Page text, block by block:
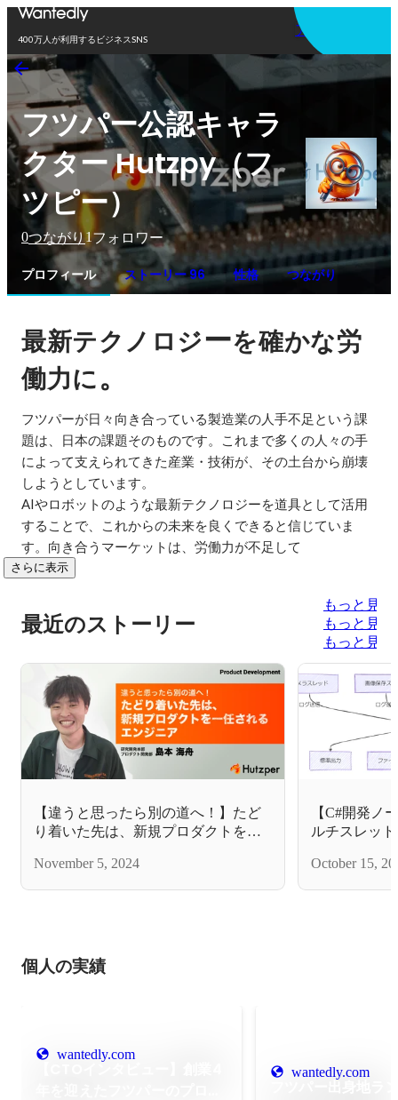
400万人が利用するビジネスSNS
アプリを使う
フツパー公認キャラ
クター Hutzpy（フ
ツピー）
0つながり1フォロワー
プロフィール ストーリー 96 性格 つながり
最新テクノロジーを確かな労
働力に。
フツパーが日々向き合っている製造業の人手不足という課
題は、日本の課題そのものです。これまで多くの人々の手
によって支えられてきた産業・技術が、その土台から崩壊
しようとしています。
AIやロボットのような最新テクノロジーを道具として活用
することで、これからの未来を良くできると信じていま
す。向き合うマーケットは、労働力が不足して
さらに表示
最近のストーリー
もっと見る
もっと見る
もっと見る
【違うと思ったら別の道へ！】たど
り着いた先は、新規プロダクトを一
November 5, 2024
【C#開発ノ
ルチスレッ
October 15,
個人の実績
wantedly.com
wantedly.com